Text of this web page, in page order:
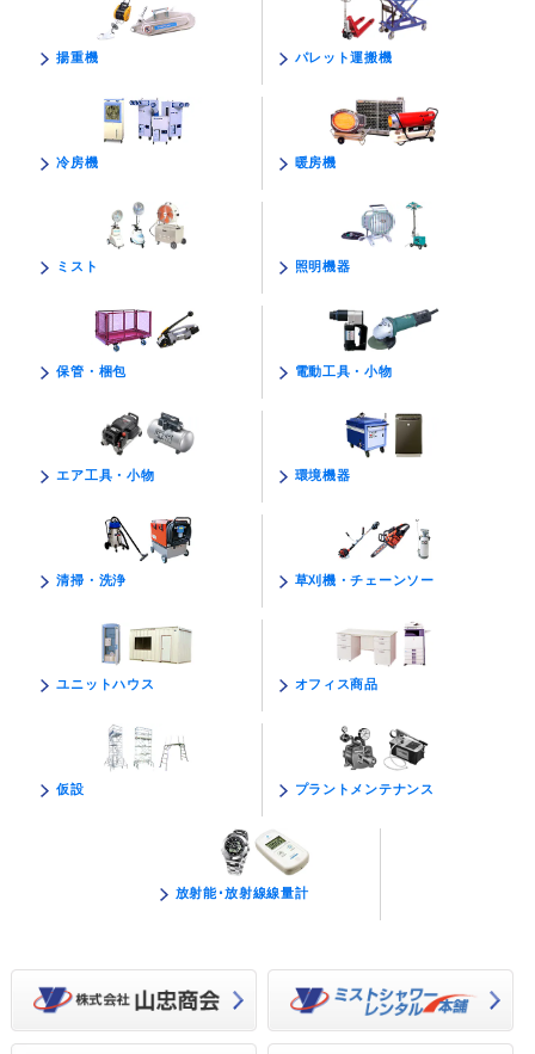
揚重機 パレット運搬機
冷房機 暖房機
ミスト 照明機器
保管・梱包 電動工具・小物
エア工具・小物 環境機器
清掃・洗浄 草刈機・チェーンソー
ユニットハウス オフィス商品
仮設 プラントメンテナンス
放射能･放射線線量計